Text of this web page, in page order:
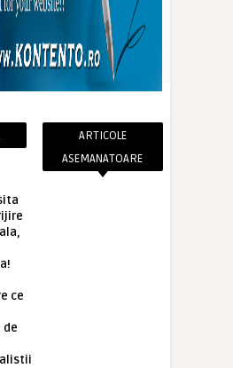
ce
de
ARTICOLE
ASEMANATOARE